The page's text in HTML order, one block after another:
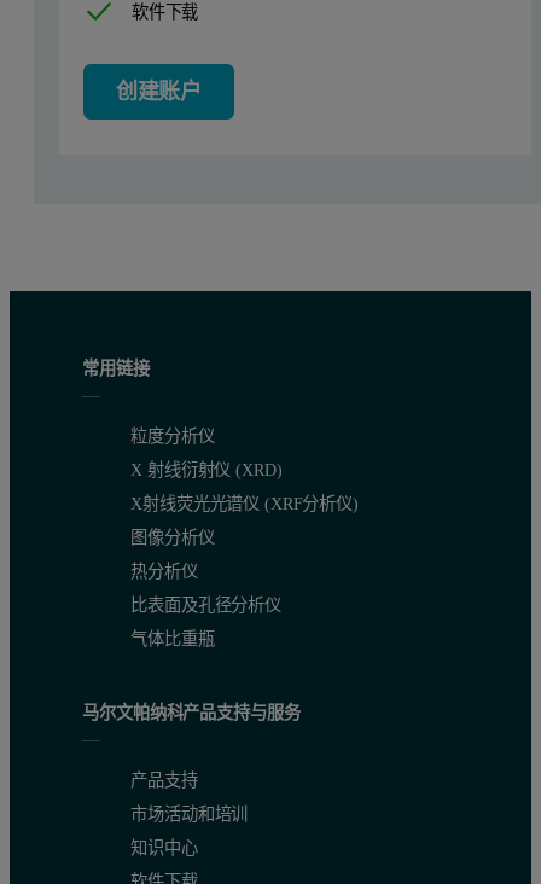
实验
本应用报告的所有测量结果均采用Zetasizer Nano S在
表面活性剂胶束的粒度表征
在Zetasizer Nano S上进行各种表面活性剂胶束的粒度测
表面活性剂 临界胶束浓度（mM）
Triton XL-80N
Triton X-100
Tween 20
软件下载
创建账户
常用链接
粒度分析仪
X 射线衍射仪 (XRD)
X射线荧光光谱仪 (XRF分析仪)
图像分析仪
热分析仪
比表面及孔径分析仪
气体比重瓶
马尔文帕纳科产品支持与服务
产品支持
市场活动和培训
知识中心